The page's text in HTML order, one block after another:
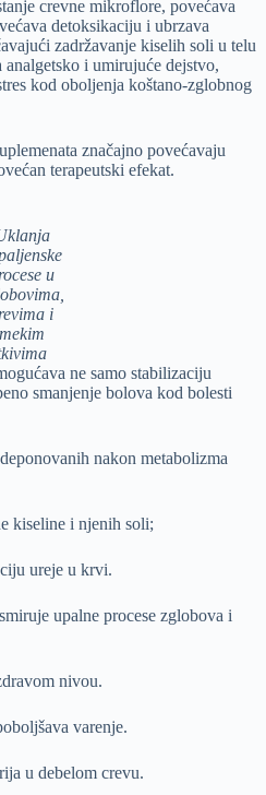
crevne mikroflore, povećava
detoksikaciju i ubrzava
zadržavanje kiselih soli u telu
analgetsko i umirujuće dejstvo,
kod oboljenja koštano-zglobnog
značajno povećavaju
terapeutski efekat.
u
i
mekim
ne samo stabilizaciju
smanjenje bolova kod bolesti
nakon metabolizma
kiseline i njenih soli;
ureje u krvi.
upalne procese zglobova i
nivou.
varenje.
u debelom crevu.